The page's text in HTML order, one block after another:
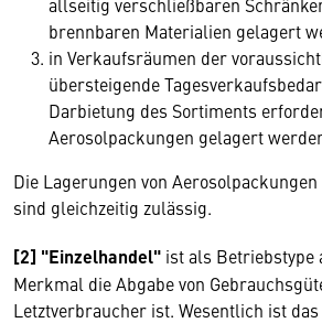
brennbaren Materialien gelagert
in Verkaufsräumen der
übersteigende
Darbietung des Sortiments
Aerosolpackungen gelagert
Die Lagerungen von
sind gleichzeitig zulässig.
[2] "Einzelhandel" ist als Betriebstype
Merkmal die Abgabe von
Letztverbraucher ist. Wesentlich ist